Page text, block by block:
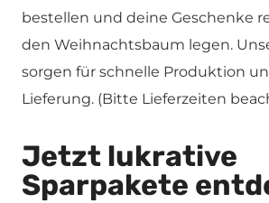
bestellen und deine Geschenke
den Weihnachtsbaum legen.
sorgen für schnelle Produktion
Lieferung. (Bitte Lieferzeiten
Jetzt lukrative
Sparpakete